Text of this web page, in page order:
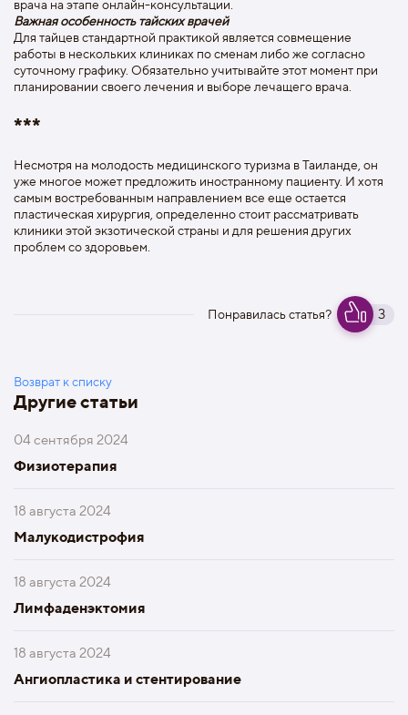
врача на этапе онлайн-консультации.
Важная особенность тайских врачей
Для тайцев стандартной практикой является совмещение
работы в нескольких клиниках по сменам либо же согласно
суточному графику. Обязательно учитывайте этот момент при
планировании своего лечения и выборе лечащего врача.
***
Несмотря на молодость медицинского туризма в Таиланде, он
уже многое может предложить иностранному пациенту. И хотя
самым востребованным направлением все еще остается
пластическая хирургия, определенно стоит рассматривать
клиники этой экзотической страны и для решения других
проблем со здоровьем.
Понравилась статья? 3
Возврат к списку
Другие статьи
04 сентября 2024
Физиотерапия
18 августа 2024
Малукодистрофия
18 августа 2024
Лимфаденэктомия
18 августа 2024
Ангиопластика и стентирование